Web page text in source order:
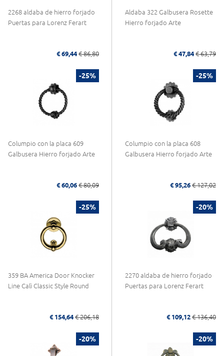
2268 aldaba de hierro forjado
Puertas para Lorenz Ferart
€ 69,44 € 86,80
Aldaba 322 Galbusera Rosette
Hierro forjado Arte
€ 47,84 € 63,79
-25%
Columpio con la placa 609
Galbusera Hierro forjado Arte
€ 60,06 € 80,09
-25%
Columpio con la placa 608
Galbusera Hierro forjado Arte
€ 95,26 € 127,02
-25%
359 BA America Door Knocker
Line Calì Classic Style Round
€ 154,64 € 206,18
-20%
2270 aldaba de hierro forjado
Puertas para Lorenz Ferart
€ 109,12 € 136,40
-20% -20%